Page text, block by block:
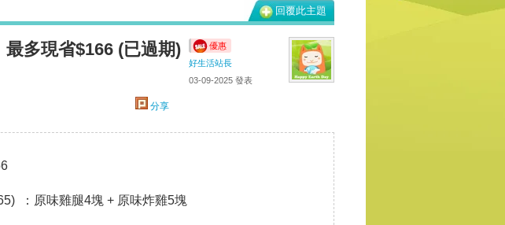
回覆此主題
多現省$166 (已過期)
優惠
好生活站長
03-09-2025 發表
分享
：原味雞腿4塊 + 原味炸雞5塊